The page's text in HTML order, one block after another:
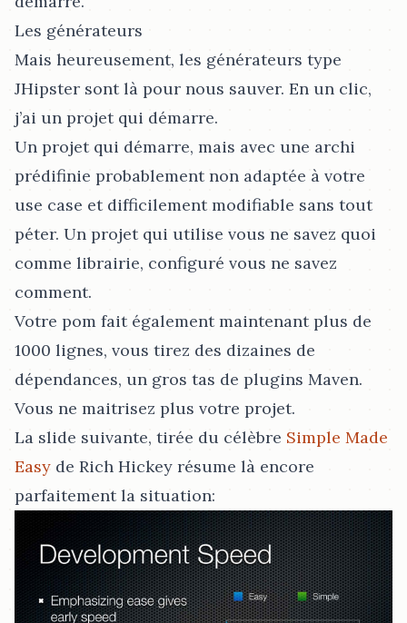
Les générateurs
Mais heureusement, les générateurs type
JHipster sont là pour nous sauver. En un clic,
j’ai un projet qui démarre.
Un projet qui démarre, mais avec une archi
prédifinie probablement non adaptée à votre
use case et difficilement modifiable sans tout
péter. Un projet qui utilise vous ne savez quoi
comme librairie, configuré vous ne savez
comment.
Votre pom fait également maintenant plus de
1000 lignes, vous tirez des dizaines de
dépendances, un gros tas de plugins Maven.
Vous ne maitrisez plus votre projet.
La slide suivante, tirée du célèbre Simple Made
Easy de Rich Hickey résume là encore
parfaitement la situation: